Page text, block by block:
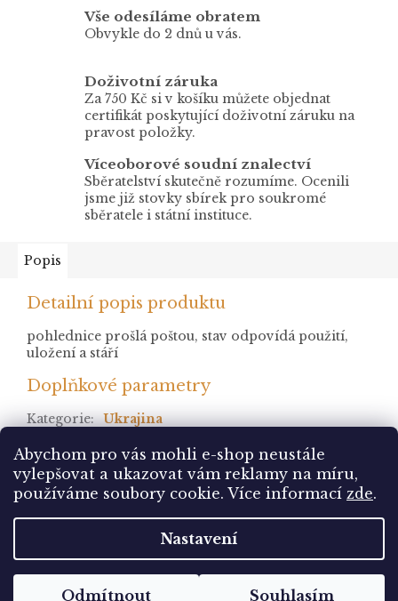
Abychom pro vás mohli e-shop neustále
vylepšovat a ukazovat vám reklamy na míru,
používáme soubory cookie. Více informací zde.
Nastavení
Odmítnout Souhlasím
Vše odesíláme obratem
Obvykle do 2 dnů u vás.
Doživotní záruka
Za 750 Kč si v košíku můžete objednat
certifikát poskytující doživotní záruku na
pravost položky.
Víceoborové soudní znalectví
Sběratelství skutečně rozumíme. Ocenili
jsme již stovky sbírek pro soukromé
sběratele i státní instituce.
Popis
Detailní popis produktu
pohlednice prošlá poštou, stav odpovídá použití,
uložení a stáří
Doplňkové parametry
Kategorie: Ukrajina
Copyright 2026Pohlednice Sbírám.cz. Všechna
práva vyhrazena.
Upravit nastavení cookies